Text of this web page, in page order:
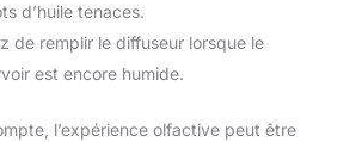
d’huile tenaces.
de remplir le diffuseur lorsque le
est encore humide.
l’expérience olfactive peut être